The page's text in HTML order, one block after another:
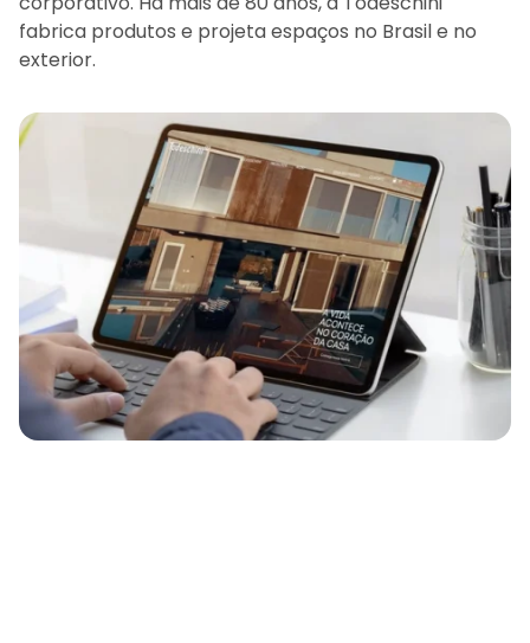
fabrica produtos e projeta espaços no Brasil e no
exterior.